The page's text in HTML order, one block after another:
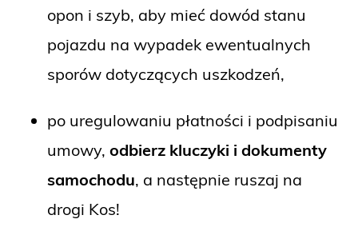
opon i szyb, aby mieć dowód stanu
pojazdu na wypadek ewentualnych
sporów dotyczących uszkodzeń,
po uregulowaniu płatności i podpisaniu
umowy, odbierz kluczyki i dokumenty
samochodu, a następnie ruszaj na
drogi Kos!